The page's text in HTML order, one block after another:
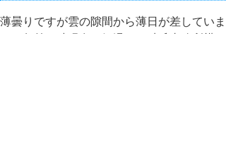
薄曇りですが雲の隙間から薄日が差していま